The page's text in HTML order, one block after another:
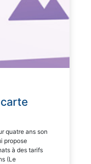
quatre ans son
propose
à des tarifs
(Le